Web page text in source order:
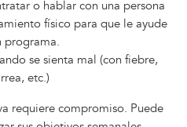
o hablar con una persona
físico para que le ayude
programa.
se sienta mal (con fiebre,
etc.)
requiere compromiso. Puede